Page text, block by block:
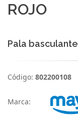
ROJO
Pala basculante
Código: 802200108
Marca: